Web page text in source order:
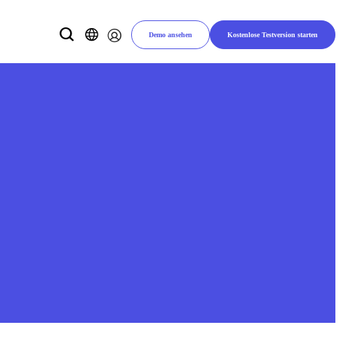
Demo ansehen Kostenlose Testversion starten